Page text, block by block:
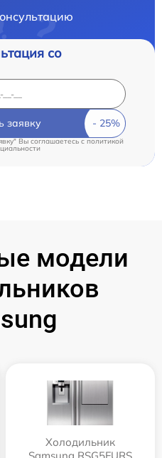
со
заявку
Вы соглашаетесь c политикой
модели
Холодильник